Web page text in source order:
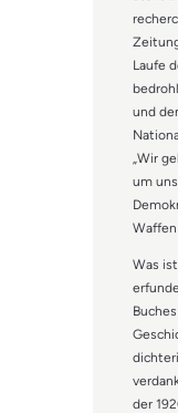
Laufe
und
„Wir
um
Waffen
Was
der